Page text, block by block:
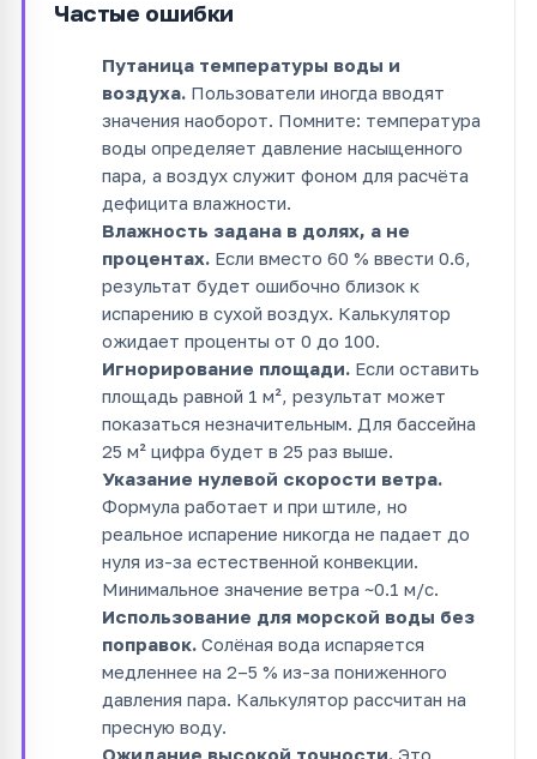
Частые ошибки
Путаница температуры воды и
воздуха. Пользователи иногда вводят
значения наоборот. Помните: температура
воды определяет давление насыщенного
пара, а воздух служит фоном для расчёта
дефицита влажности.
Влажность задана в долях, а не
процентах. Если вместо 60 % ввести 0.6,
результат будет ошибочно близок к
испарению в сухой воздух. Калькулятор
ожидает проценты от 0 до 100.
Игнорирование площади. Если оставить
площадь равной 1 м², результат может
показаться незначительным. Для бассейна
25 м² цифра будет в 25 раз выше.
Указание нулевой скорости ветра.
Формула работает и при штиле, но
реальное испарение никогда не падает до
нуля из-за естественной конвекции.
Минимальное значение ветра ~0.1 м/с.
Использование для морской воды без
поправок. Солёная вода испаряется
медленнее на 2–5 % из-за пониженного
давления пара. Калькулятор рассчитан на
пресную воду.
Ожидание высокой точности. Это